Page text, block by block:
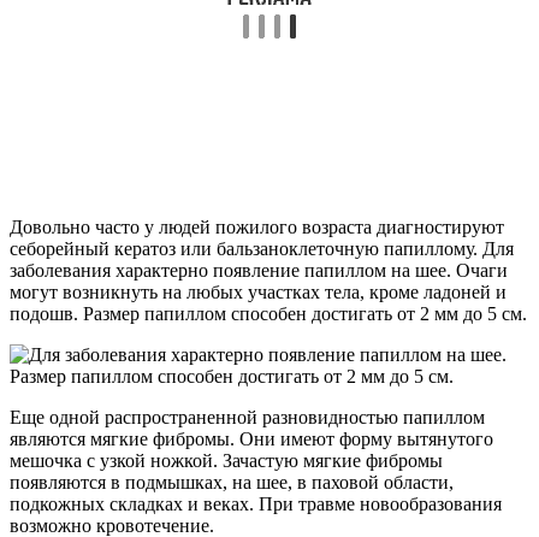
Довольно часто у людей пожилого возраста диагностируют
себорейный кератоз или бальзаноклеточную папиллому. Для
заболевания характерно появление папиллом на шее. Очаги
могут возникнуть на любых участках тела, кроме ладоней и
подошв. Размер папиллом способен достигать от 2 мм до 5 см.
Еще одной распространенной разновидностью папиллом
являются мягкие фибромы. Они имеют форму вытянутого
мешочка с узкой ножкой. Зачастую мягкие фибромы
появляются в подмышках, на шее, в паховой области,
подкожных складках и веках. При травме новообразования
возможно кровотечение.